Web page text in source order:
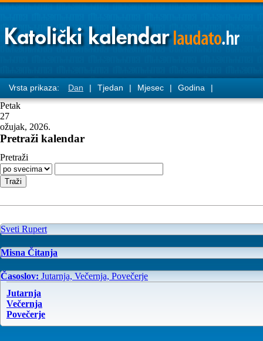
Vrsta prikaza: Dan | Tjedan | Mjesec | Godina |
Petak
27
ožujak, 2026.
Pretraži kalendar
Pretraži
Sveti Rupert
Misna Čitanja
Časoslov: Jutarnja, Večernja, Povečerje
Jutarnja
Večernja
Povečerje